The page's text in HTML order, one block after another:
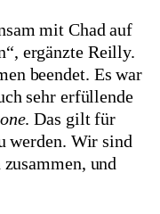
mit Chad auf
ergänzte Reilly.
beendet. Es war
sehr erfüllende
. Das gilt für
werden. Wir sind
und